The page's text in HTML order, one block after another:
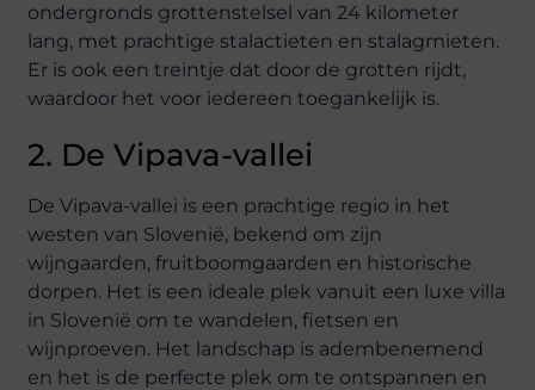
ondergronds grottenstelsel van 24 kilometer
lang, met prachtige stalactieten en stalagmieten.
Er is ook een treintje dat door de grotten rijdt,
waardoor het voor iedereen toegankelijk is.
2. De Vipava-vallei
De Vipava-vallei is een prachtige regio in het
westen van Slovenië, bekend om zijn
wijngaarden, fruitboomgaarden en historische
dorpen. Het is een ideale plek vanuit een luxe villa
in Slovenië om te wandelen, fietsen en
wijnproeven. Het landschap is adembenemend
en het is de perfecte plek om te ontspannen en